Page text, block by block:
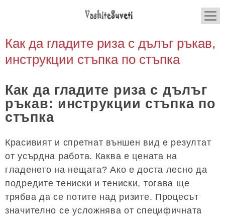
Как да гладите риза с дълъг ръкав,
инструкции стъпка по стъпка
Как да гладите риза с дълъг
ръкав: инструкции стъпка по
стъпка
Красивият и спретнат външен вид е резултат
от усърдна работа. Каква е цената на
гладенето на нещата? Ако е доста лесно да
подредите тениски и тениски, тогава ще
трябва да се потите над ризите. Процесът
значително се усложнява от специфичната